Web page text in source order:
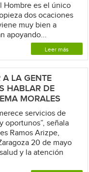
Hombre es el único
dos ocaciones
muy bien a
apoyando...
Leer más
A LA GENTE
HABLAR DE
MORALES
servicios de
oportunos”, señala
Ramos Arizpe,
20 de mayo
y la atención